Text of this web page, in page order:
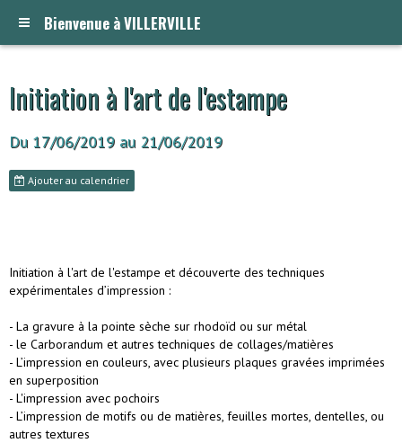
Bienvenue à VILLERVILLE
Initiation à l'art de l'estampe
Du 17/06/2019 au 21/06/2019
Ajouter au calendrier
Initiation à l'art de l'estampe et découverte des techniques
expérimentales d’impression :
- La gravure à la pointe sèche sur rhodoïd ou sur métal
- le Carborandum et autres techniques de collages/matières
- L’impression en couleurs, avec plusieurs plaques gravées imprimées
en superposition
- L'impression avec pochoirs
- L’impression de motifs ou de matières, feuilles mortes, dentelles, ou
autres textures